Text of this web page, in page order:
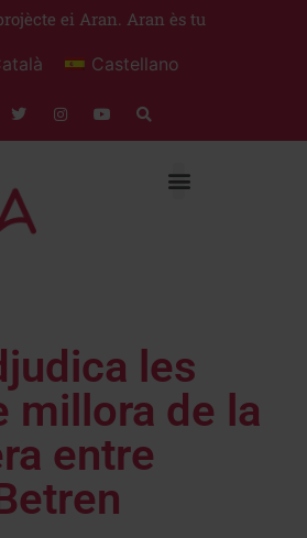
ei Aran. Aran ès tu
Castellano
les
millora de la
entre